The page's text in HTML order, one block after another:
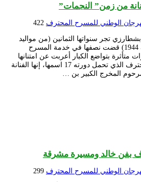
من زمن” النجمات”
الوطني للمسرح المحترف 422
تجر سنواتها الثمانين (من مواليد
مدينة مستغانم في 30 جويلية 1944) قضت نصفها في خدمة المسرح
متأثرة بتواضع الكبار أعربت عن امتنانها
لمبادرة مهرجان المسرح المحترف الذي تحمل دورته 17 اسمها، إنها الفنانة
المخرج الكبير بن …
بفن خالد ومسيرة مشرقة
الوطني للمسرح المحترف 299